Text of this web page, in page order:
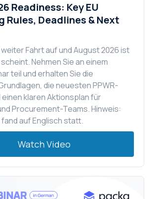
Readiness: Key EU
Rules, Deadlines & Next
weiter Fahrt auf und August 2026 ist
Nehmen Sie an einem
teil und erhalten Sie die
die neuesten PPWR-
klaren Aktionsplan für
Procurement-Teams. Hinweis:
auf Englisch statt.
Watch Video